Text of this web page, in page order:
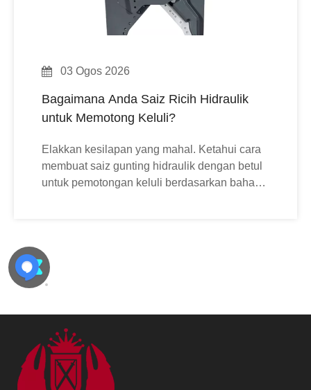
03 Ogos 2026
Bagaimana Anda Saiz Ricih Hidraulik
untuk Memotong Keluli?
Elakkan kesilapan yang mahal. Ketahui cara
membuat saiz gunting hidraulik dengan betul
untuk pemotongan keluli berdasarkan bahan,